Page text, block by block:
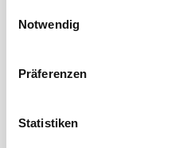
Notwendig
Präferenzen
Statistiken